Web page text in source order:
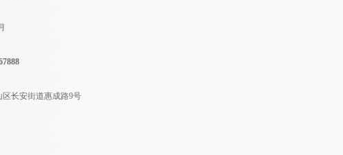
长安街道惠成路9号